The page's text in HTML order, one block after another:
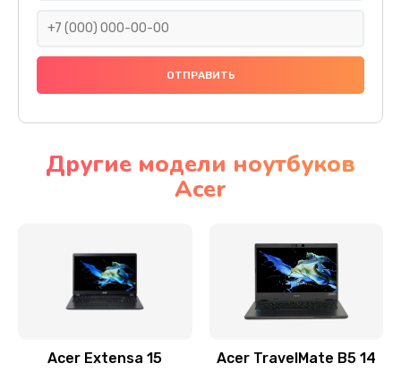
Ремонт подсветки
Настройка BIOS
Замена видеочипа
Заказать
Другие модели ноутбуков
Acer
Acer Extensa 15 Acer TravelMate B5 14